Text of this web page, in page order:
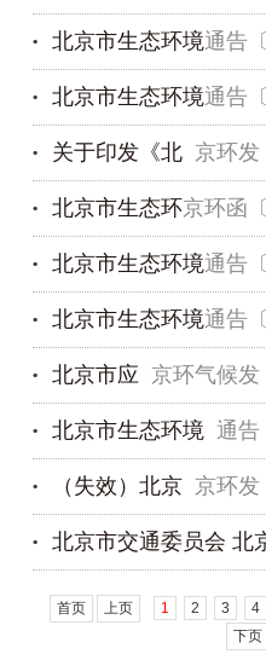
放的通告
生态环境局关于发布
目申报指南（第二批）
通告
北京市生态环境
局 北京市司法局关于
定机构登记评审专家
通告
北京市生态环境
局关于开展2025年第
报告单位抽查工作的通
京环发
关于印发《北
京市甲烷排放控制行动
京环函
北京市生态环
境局关于征集2025年
通知
通告
北京市生态环境
局关于开展2025年第
作的通告
通告
北京市生态环境
局关于公布2024、
放权交易市场管理的
京环气候
北京市应
对气候变化管理事务
放权交易市场注册登
通告
北京市生态环境
局关于公布2024年度
通告
京环发
（失效）北京
市生态环境局关于做
理和碳排放权交易工
北京市交通委员会 北
局 北京市公安局公安
首页 上页 1 2 3 4
下页